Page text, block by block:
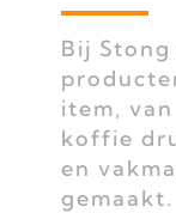
Bij
item,
koffie
en
gemaakt.